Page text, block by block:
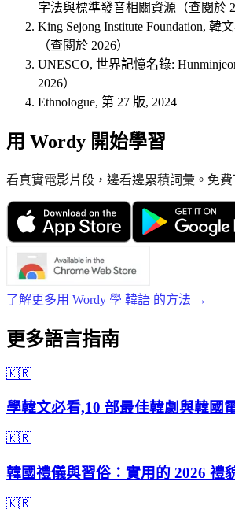
字法與標準發音相關資源（查閱於
King Sejong Institute Foundation, 韓
（查閱於 2026）
UNESCO, 世界記憶名錄:
2026）
Ethnologue, 第 27 版, 2024
用 Wordy 開始學習
看真實電影片段，邊看邊累積詞彙。免費
了解更多用 Wordy 學 韓語 的方法 →
更多語言指南
🇰🇷
學韓文必看,10 部最佳韓劇與韓國
🇰🇷
韓國禮儀與習俗：實用的 2026 禮
🇰🇷